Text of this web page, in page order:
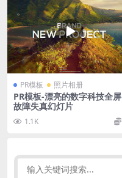
PR模板 照片相册
PR模板-漂亮的数字科技全屏
故障失真幻灯片
1.1K